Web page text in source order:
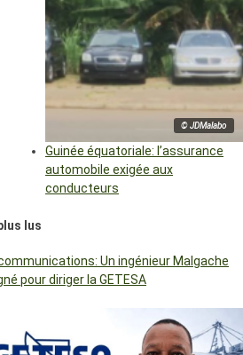
© JDMalabo
Guinée équatoriale: l’assurance
automobile exigée aux
conducteurs
lus
Un ingénieur Malgache
pour diriger la GETESA